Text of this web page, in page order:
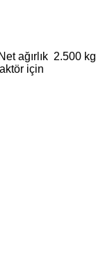
Net ağırlık 2.500 kg
için